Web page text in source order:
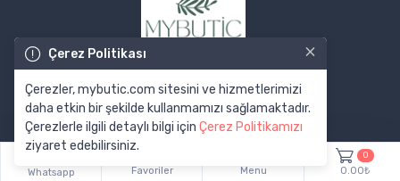
Çerez Politikası ×
Çerezler, mybutic.com sitesini ve hizmetlerimizi
daha etkin bir şekilde kullanmamızı sağlamaktadır.
Çerezlerle ilgili detaylı bilgi için Çerez Politikamızı
ziyaret edebilirsiniz.
Whatsapp Favoriler Menu
0
0.00₺